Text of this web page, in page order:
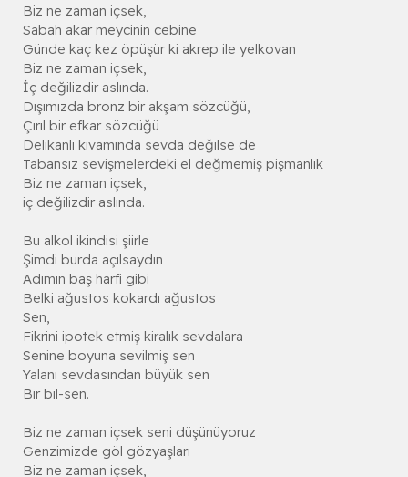
Biz ne zaman içsek,
Sabah akar meycinin cebine
Günde kaç kez öpüşür ki akrep ile yelkovan
Biz ne zaman içsek,
İç değilizdir aslında.
Dışımızda bronz bir akşam sözcüğü,
Çırıl bir efkar sözcüğü
Delikanlı kıvamında sevda değilse de
Tabansız sevişmelerdeki el değmemiş pişmanlık
Biz ne zaman içsek,
iç değilizdir aslında.
Bu alkol ikindisi şiirle
Şimdi burda açılsaydın
Adımın baş harfi gibi
Belki ağustos kokardı ağustos
Sen,
Fikrini ipotek etmiş kiralık sevdalara
Senine boyuna sevilmiş sen
Yalanı sevdasından büyük sen
Bir bil-sen.
Biz ne zaman içsek seni düşünüyoruz
Genzimizde göl gözyaşları
Biz ne zaman içsek,